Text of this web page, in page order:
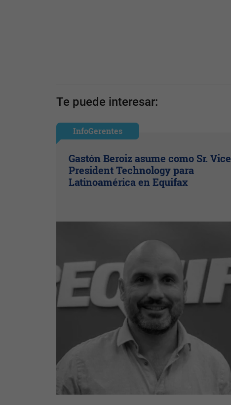
Te puede interesar:
InfoGerentes
Gastón Beroiz asume como Sr. Vice
President Technology para
Latinoamérica en Equifax